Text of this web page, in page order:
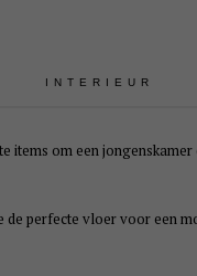
INTERIEUR
items om een
de perfecte vloer voor een